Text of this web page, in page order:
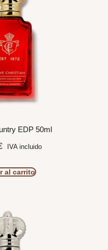
EDP 50ml
IVA incluido
al carrito